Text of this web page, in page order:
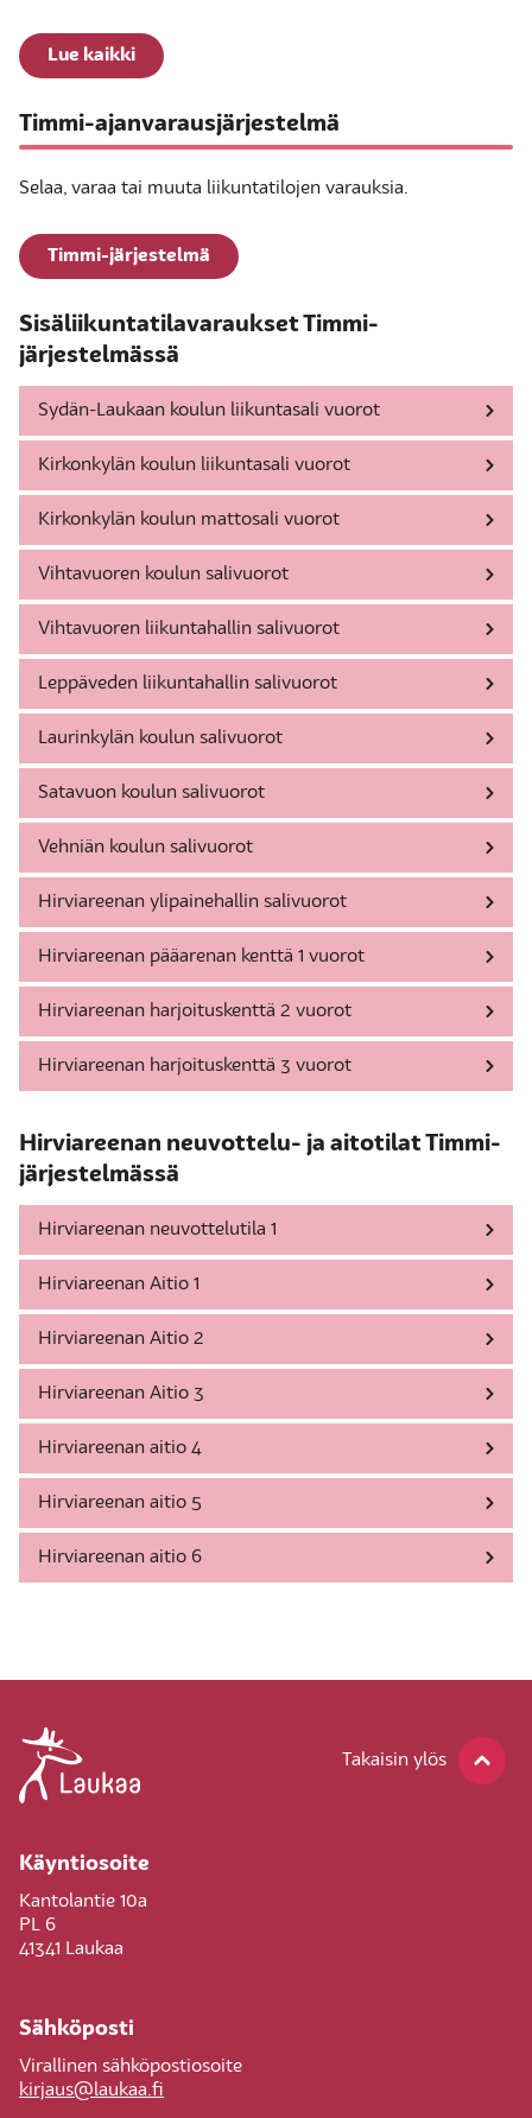
Lue kaikki
Timmi-ajanvarausjärjestelmä
Selaa, varaa tai muuta liikuntatilojen varauksia.
Timmi-järjestelmä
Sisäliikuntatilavaraukset Timmi-
järjestelmässä
Sydän-Laukaan koulun liikuntasali vuorot
Kirkonkylän koulun liikuntasali vuorot
Kirkonkylän koulun mattosali vuorot
Vihtavuoren koulun salivuorot
Vihtavuoren liikuntahallin salivuorot
Leppäveden liikuntahallin salivuorot
Laurinkylän koulun salivuorot
Satavuon koulun salivuorot
Vehniän koulun salivuorot
Hirviareenan ylipainehallin salivuorot
Hirviareenan pääarenan kenttä 1 vuorot
Hirviareenan harjoituskenttä 2 vuorot
Hirviareenan harjoituskenttä 3 vuorot
Hirviareenan neuvottelu- ja aitotilat Timmi-
järjestelmässä
Hirviareenan neuvottelutila 1
Hirviareenan Aitio 1
Hirviareenan Aitio 2
Hirviareenan Aitio 3
Hirviareenan aitio 4
Hirviareenan aitio 5
Hirviareenan aitio 6
Takaisin ylös
Käyntiosoite
Kantolantie 10a
PL 6
41341 Laukaa
Sähköposti
Virallinen sähköpostiosoite
kirjaus@laukaa.fi